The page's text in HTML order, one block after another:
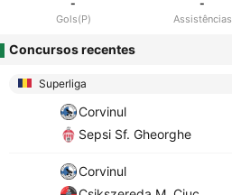
-
Gols(P)
-
Assistências
Concursos recentes
Superliga
Corvinul
Sepsi Sf. Gheorghe
Corvinul